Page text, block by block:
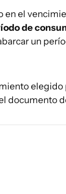
en el
de
un
elegido
documento